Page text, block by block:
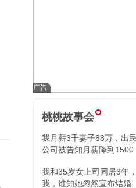
桃桃故事会
我月薪3千妻子88万，出
公司被告知月薪降到1500
我和35岁女上司同居3年
我，谁知她忽然宣布结婚